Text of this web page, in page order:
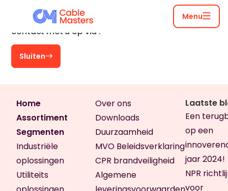
Menu
Bedankt voor uw aanvraag! Wij nemen binnenkort
contact met u op via .
Sluiten
Home
Assortiment
Segmenten
Industriële
oplossingen
Utiliteits
Over ons
Downloads
Duurzaamheid
MVO Beleidsverklaring
CPR brandveiligheid
Algemene
Laatste
Een
op een
jaar 2024!
NPR
voor